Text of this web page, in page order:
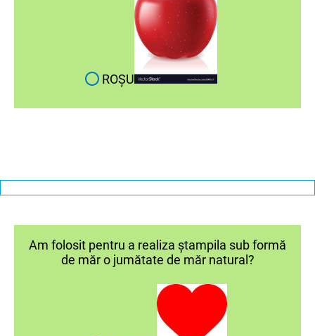
ROȘU
Am folosit pentru a realiza ștampila sub formă
de măr o jumătate de măr natural?